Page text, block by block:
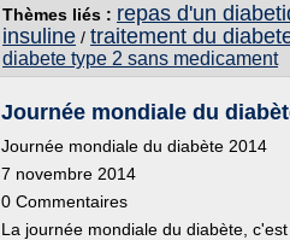
Thèmes liés : repas d'un
insuline / traitement du
diabete type 2 sans medicament
Journée mondiale du
Journée mondiale du diabète 2014
7 novembre 2014
0 Commentaires
La journée mondiale du diabète,